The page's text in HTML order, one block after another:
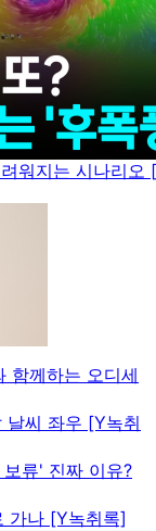
워지는 시나리오
함께하는 오디세
날씨 좌우 [Y녹취
류' 진짜 이유?
가나 [Y녹취록]